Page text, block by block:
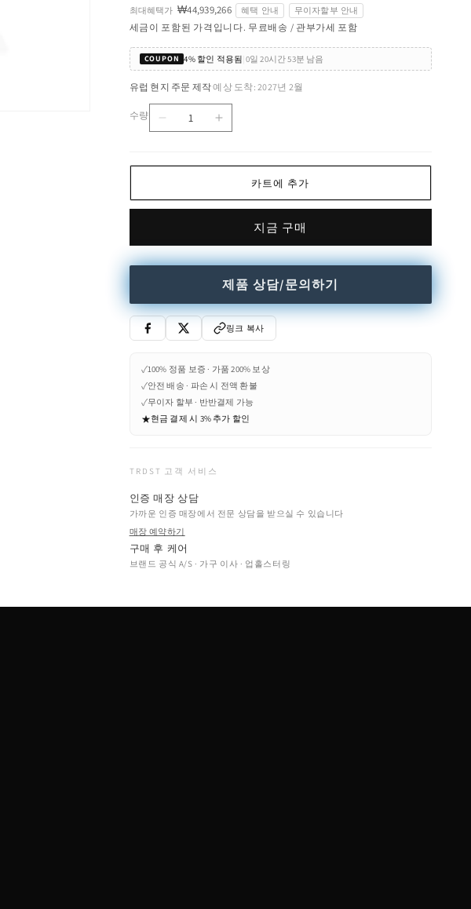
최대혜택가 ₩44,939,266 혜택 안내 무이자할부 안내
세금이 포함된 가격입니다. 무료배송 / 관부가세 포함
COUPON 4% 할인 적용됨 0일 20시간 53분 남음
유럽 현지 주문 제작·예상 도착: 2027년 2월
수량
AMADEUS
수
줄
임
AMADEUS
수
늘
림
카트에 추가
지금 구매
제품 상담/문의하기
링크 복사
✓100% 정품 보증 · 가품 200% 보상
✓안전 배송 · 파손 시 전액 환불
✓무이자 할부 · 반반결제 가능
★현금 결제 시 3% 추가 할인
TRDST 고객 서비스
인증 매장 상담
가까운 인증 매장에서 전문 상담을 받으실 수 있습니다
매장 예약하기
구매 후 케어
브랜드 공식 A/S · 가구 이사 · 업홀스터링